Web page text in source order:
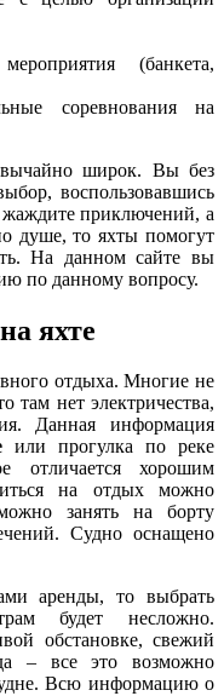
(банкета,
соревнования на
широк. Вы без
воспользовавшись
приключений, а
душе, то яхты помогут
На данном сайте вы
по данному вопросу.
яхте
отдыха. Многие не
нет электричества,
Данная информация
или прогулка по реке
отличается хорошим
на отдых можно
занять на борту
Судно оснащено
аренды, то выбрать
будет несложно.
обстановке, свежий
– все это возможно
Всю информацию о